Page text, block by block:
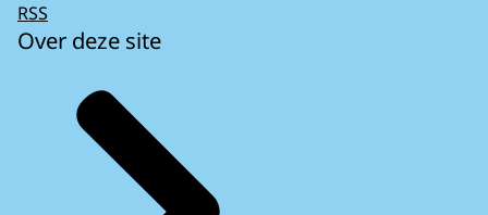
RSS
Over deze site